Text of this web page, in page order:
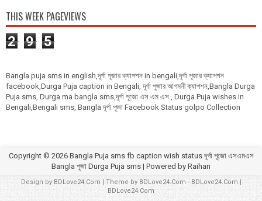
THIS WEEK PAGEVIEWS
2 9 5
Bangla puja sms in english,দূর্গা পূজার ক্যাপশন in bengali,দূর্গা পূজার ক্যাপশন
facebook,Durga Puja caption in Bengali, দূর্গা পূজার আগমনী ক্যাপশন,Bangla Durga
Puja sms, Durga ma bangla sms,দূর্গা পূজো এস এম এস , Durga Puja wishes in
Bengali,Bengali sms, Bangla দূর্গা পূজা Facebook Status golpo Collection
Copyright © 2026 Bangla Puja sms fb caption wish status দূর্গা পূজো এসএমএস
Bangla পূজা Durga Puja sms | Powered by Raihan
Design by BDLove24.Com | Theme by BDLove24.Com - BDLove24.Com |
BDLove24.Com